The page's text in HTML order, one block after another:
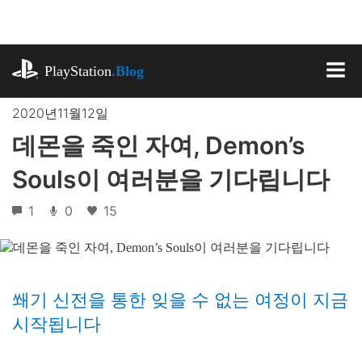
로
뛰
PlayStation.Blog
2020년11월12일
데몬을 죽인 자여, Demon’s
Souls이 여러분을 기다립니다
1 0 15
쐐기 신전을 통한 잊을 수 없는 여정이 지금
시작됩니다